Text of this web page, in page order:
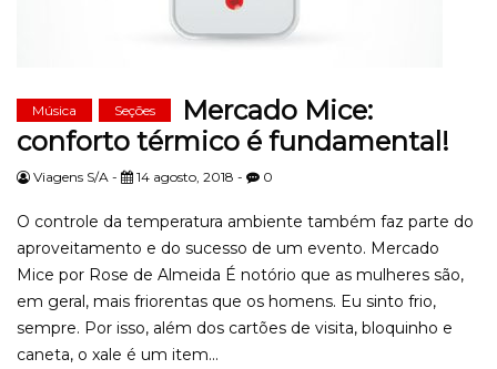
Música Seções
Mercado Mice:
conforto térmico é fundamental!
Viagens S/A - 14 agosto, 2018 - 0
O controle da temperatura ambiente também faz parte do
aproveitamento e do sucesso de um evento. Mercado
Mice por Rose de Almeida É notório que as mulheres são,
em geral, mais friorentas que os homens. Eu sinto frio,
sempre. Por isso, além dos cartões de visita, bloquinho e
caneta, o xale é um item...